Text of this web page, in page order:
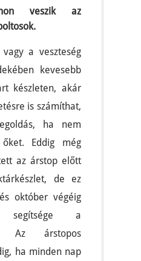
veszik az
a veszteség
kevesebb
készleten, akár
is számíthat,
ha nem
Eddig még
az árstop előtt
de ez
október végéig
a
Az árstopos
ha minden nap